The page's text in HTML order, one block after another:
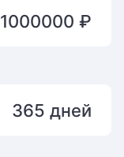
1000000 ₽
365 дней